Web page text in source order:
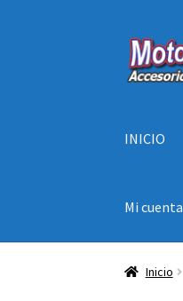
Ir
a
Ir
al
INICIO
Mi cuenta
Inicio